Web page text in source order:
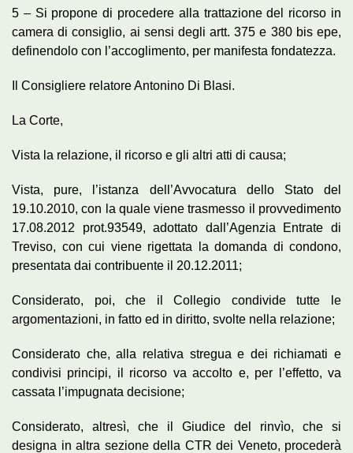
5 – Si propone di procedere alla trattazione del ricorso in
camera di consiglio, ai sensi degli artt. 375 e 380 bis epe,
definendolo con l’accoglimento, per manifesta fondatezza.
Il Consigliere relatore Antonino Di Blasi.
La Corte,
Vista la relazione, il ricorso e gli altri atti di causa;
Vista, pure, l’istanza dell’Avvocatura dello Stato del
19.10.2010, con la quale viene trasmesso il provvedimento
17.08.2012 prot.93549, adottato dall’Agenzia Entrate di
Treviso, con cui viene rigettata la domanda di condono,
presentata dai contribuente il 20.12.2011;
Considerato, poi, che il Collegio condivide tutte le
argomentazioni, in fatto ed in diritto, svolte nella relazione;
Considerato che, alla relativa stregua e dei richiamati e
condivisi principi, il ricorso va accolto e, per l’effetto, va
cassata l’impugnata decisione;
Considerato, altresì, che il Giudice del rinvìo, che si
designa in altra sezione della CTR dei Veneto, procederà